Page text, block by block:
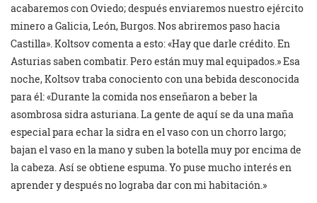
acabaremos con Oviedo; después enviaremos nuestro ejército
minero a Galicia, León, Burgos. Nos abriremos paso hacia
Castilla». Koltsov comenta a esto: «Hay que darle crédito. En
Asturias saben combatir. Pero están muy mal equipados.» Esa
noche, Koltsov traba conociento con una bebida desconocida
para él: «Durante la comida nos enseñaron a beber la
asombrosa sidra asturiana. La gente de aquí se da una maña
especial para echar la sidra en el vaso con un chorro largo;
bajan el vaso en la mano y suben la botella muy por encima de
la cabeza. Así se obtiene espuma. Yo puse mucho interés en
aprender y después no lograba dar con mi habitación.»